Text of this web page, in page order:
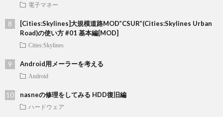
電子マネー
[Cities:Skylines]大規模道路MOD”CSUR”(Cities:Skylines Urban
Road)の使い方 #01 基本編[MOD]
Cities:Skylines
Android用メーラーを考える
Android
nasneの修理をしてみる HDD復旧編
ハードウェア